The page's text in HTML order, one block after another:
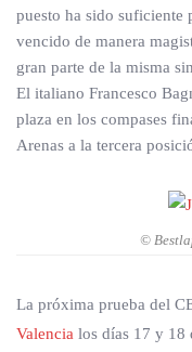
puesto ha sido suficiente
vencido de manera
gran parte de la misma
El italiano Francesco
plaza en los compases
Arenas a la tercera
©
La próxima prueba del
Valencia los días 17 y 18